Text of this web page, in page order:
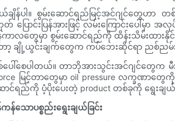
ပါ။ စွမ်းဆောင်ရည်မြင့်အင်ဂျင်တွေဟာ
ောင်းပြန်အားဖြင့် လမ်းကြောင်းပေါ်
လတွေမှာ စွမ်းဆောင်ရည်ကို ထိန်းသိမ်းထားနို
ယွင်းချက်တွေက ကပ်ဘေးဆိုင်ရာ ညစ်ညမ်းမှု ဒ
စ်ပေါ်စေပါတယ်။ တာဘိုအားသွင်းအင်ဂျင်တွ
မြင့်တာတွေမှာ oil pressure လက္ခဏာ
ည်ကို ပံ့ပိုးပေးတဲ့ product တစ်ခုကို ရွေးချယ်ရ
ောပစ္စည်းရွေးချယ်ခြင်း